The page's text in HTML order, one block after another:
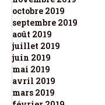
octobre 2019
septembre 2019
août 2019
juillet 2019
juin 2019
mai 2019
avril 2019
mars 2019